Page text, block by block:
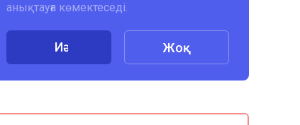
анықтауға көмектеседі.
Иә Жоқ